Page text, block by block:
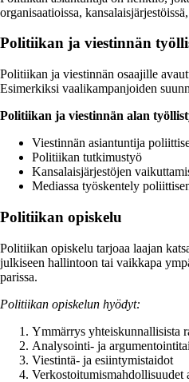
organisaatioissa,
Politiikan ja viestinnän
Politiikan ja viestinnän osaajille
Esimerkiksi vaalikampanjoiden
Politiikan ja viestinnän alan
Viestinnän asiantuntija
Politiikan tutkimustyö
Kansalaisjärjestöjen
Mediassa työskentely
Politiikan opiskelu
Politiikan opiskelu tarjoaa laajan
julkiseen hallintoon tai vaikkapa
parissa.
Politiikan opiskelun hyödyt:
Ymmärrys yhteiskunnallisista
Analysointi- ja
Viestintä- ja esiintymistaidot
Verkostoitumismahdollisuudet